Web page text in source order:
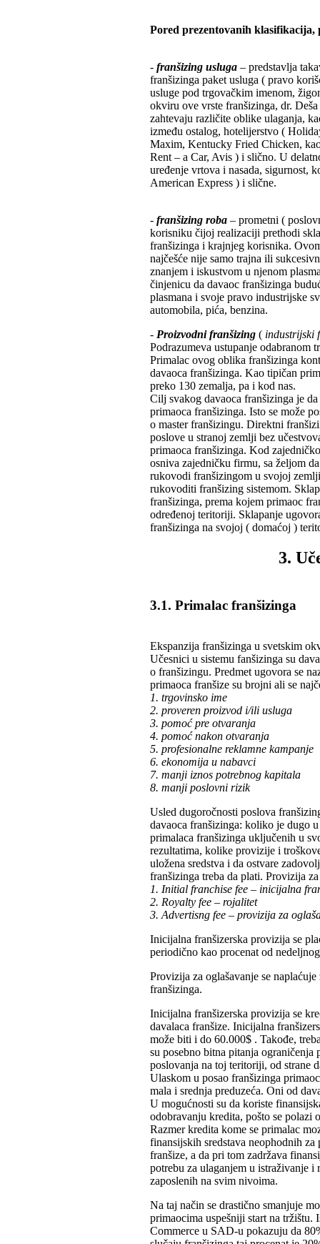
Pored prezentovanih
- franšizing usluga – predstavlja
franšizinga paket usluga ( pravo
usluge pod trgovačkim imenom,
okviru ove vrste franšizinga, dr.
zahtevaju različite oblike ulaganja,
između ostalog, hotelijerstvo (
Maxim, Kentucky Fried Chicken,
Rent – a Car, Avis ) i slično. U
uređenje vrtova i nasada, sigurnost,
American Express ) i slične.
- franšizing roba – prometni (
korisniku čijoj realizaciji prethodi
franšizinga i krajnjeg korisnika.
najčešće nije samo trajna ili
znanjem i iskustvom u njenom
činjenicu da davaoc franšizinga
plasmana i svoje pravo industrijske
automobila, pića, benzina.
- Proizvodni franšizing ( industrijski
Podrazumeva ustupanje odabranom
Primalac ovog oblika franšizinga
davaoca franšizinga. Kao tipičan
preko 130 zemalja, pa i kod nas.
Cilj svakog davaoca franšizinga je
primaoca franšizinga. Isto se može
o master franšizingu. Direktni
poslove u stranoj zemlji bez
primaoca franšizinga. Kod
osniva zajedničku firmu, sa željom
rukovodi franšizingom u svojoj
rukovoditi franšizing sistemom.
franšizinga, prema kojem primaoc
određenoj teritoriji. Sklapanje
franšizinga na svojoj ( domaćoj )
3.
3.1. Primalac franšizinga
Ekspanzija franšizinga u svetskim
Učesnici u sistemu fanšizinga su
o franšizingu. Predmet ugovora se
primaoca franšize su brojni ali se
1. trgovinsko ime
2. proveren proizvod i/ili usluga
3. pomoć pre otvaranja
4. pomoć nakon otvaranja
5. profesionalne reklamne kampanje
6. ekonomija u nabavci
7. manji iznos potrebnog kapitala
8. manji poslovni rizik
Usled dugoročnosti poslova
davaoca franšizinga: koliko je dugo
primalaca franšizinga uključenih u
rezultatima, kolike provizije i
uložena sredstva i da ostvare
franšizinga treba da plati. Provizija
1. Initial franchise fee – inicijalna
2. Royalty fee – rojalitet
3. Advertisng fee – provizija za
Inicijalna franšizerska provizija se
periodično kao procenat od
Provizija za oglašavanje se
franšizinga.
Inicijalna franšizerska provizija se
davalaca franšize. Inicijalna
može biti i do 60.000$ . Takođe,
su posebno bitna pitanja
poslovanja na toj teritoriji, od strane
Ulaskom u posao franšizinga
mala i srednja preduzeća. Oni od
U mogućnosti su da koriste
odobravanju kredita, pošto se polazi
Razmer kredita kome se primalac
finansijskih sredstava neophodnih
franšize, a da pri tom zadržava
potrebu za ulaganjem u istraživanje
zaposlenih na svim nivoima.
Na taj način se drastično smanjuje
primaocima uspešniji start na
Commerce u SAD-u pokazuju da